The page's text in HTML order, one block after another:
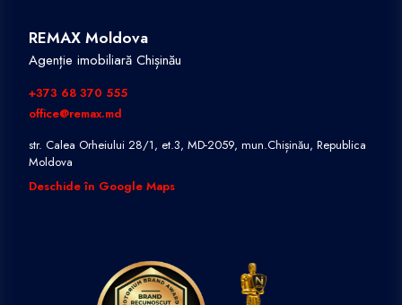
REMAX Moldova
Agenție imobiliară Chișinău
+373 68 370 555
office@remax.md
str. Calea Orheiului 28/1, et.3, MD-2059, mun.Chișinău, Republica
Moldova
Deschide în Google Maps